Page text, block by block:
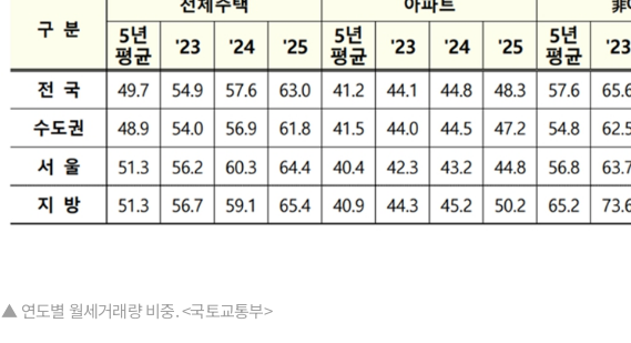
▲ 연도별 월세거래량 비중. <국토교통부>